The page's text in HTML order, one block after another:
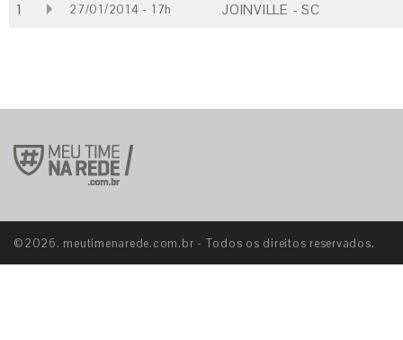
1 27/01/2014 - 17h JOINVILLE - SC
©2026. meutimenarede.com.br - Todos os direitos reservados.